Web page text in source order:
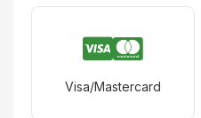
Visa/Mastercard